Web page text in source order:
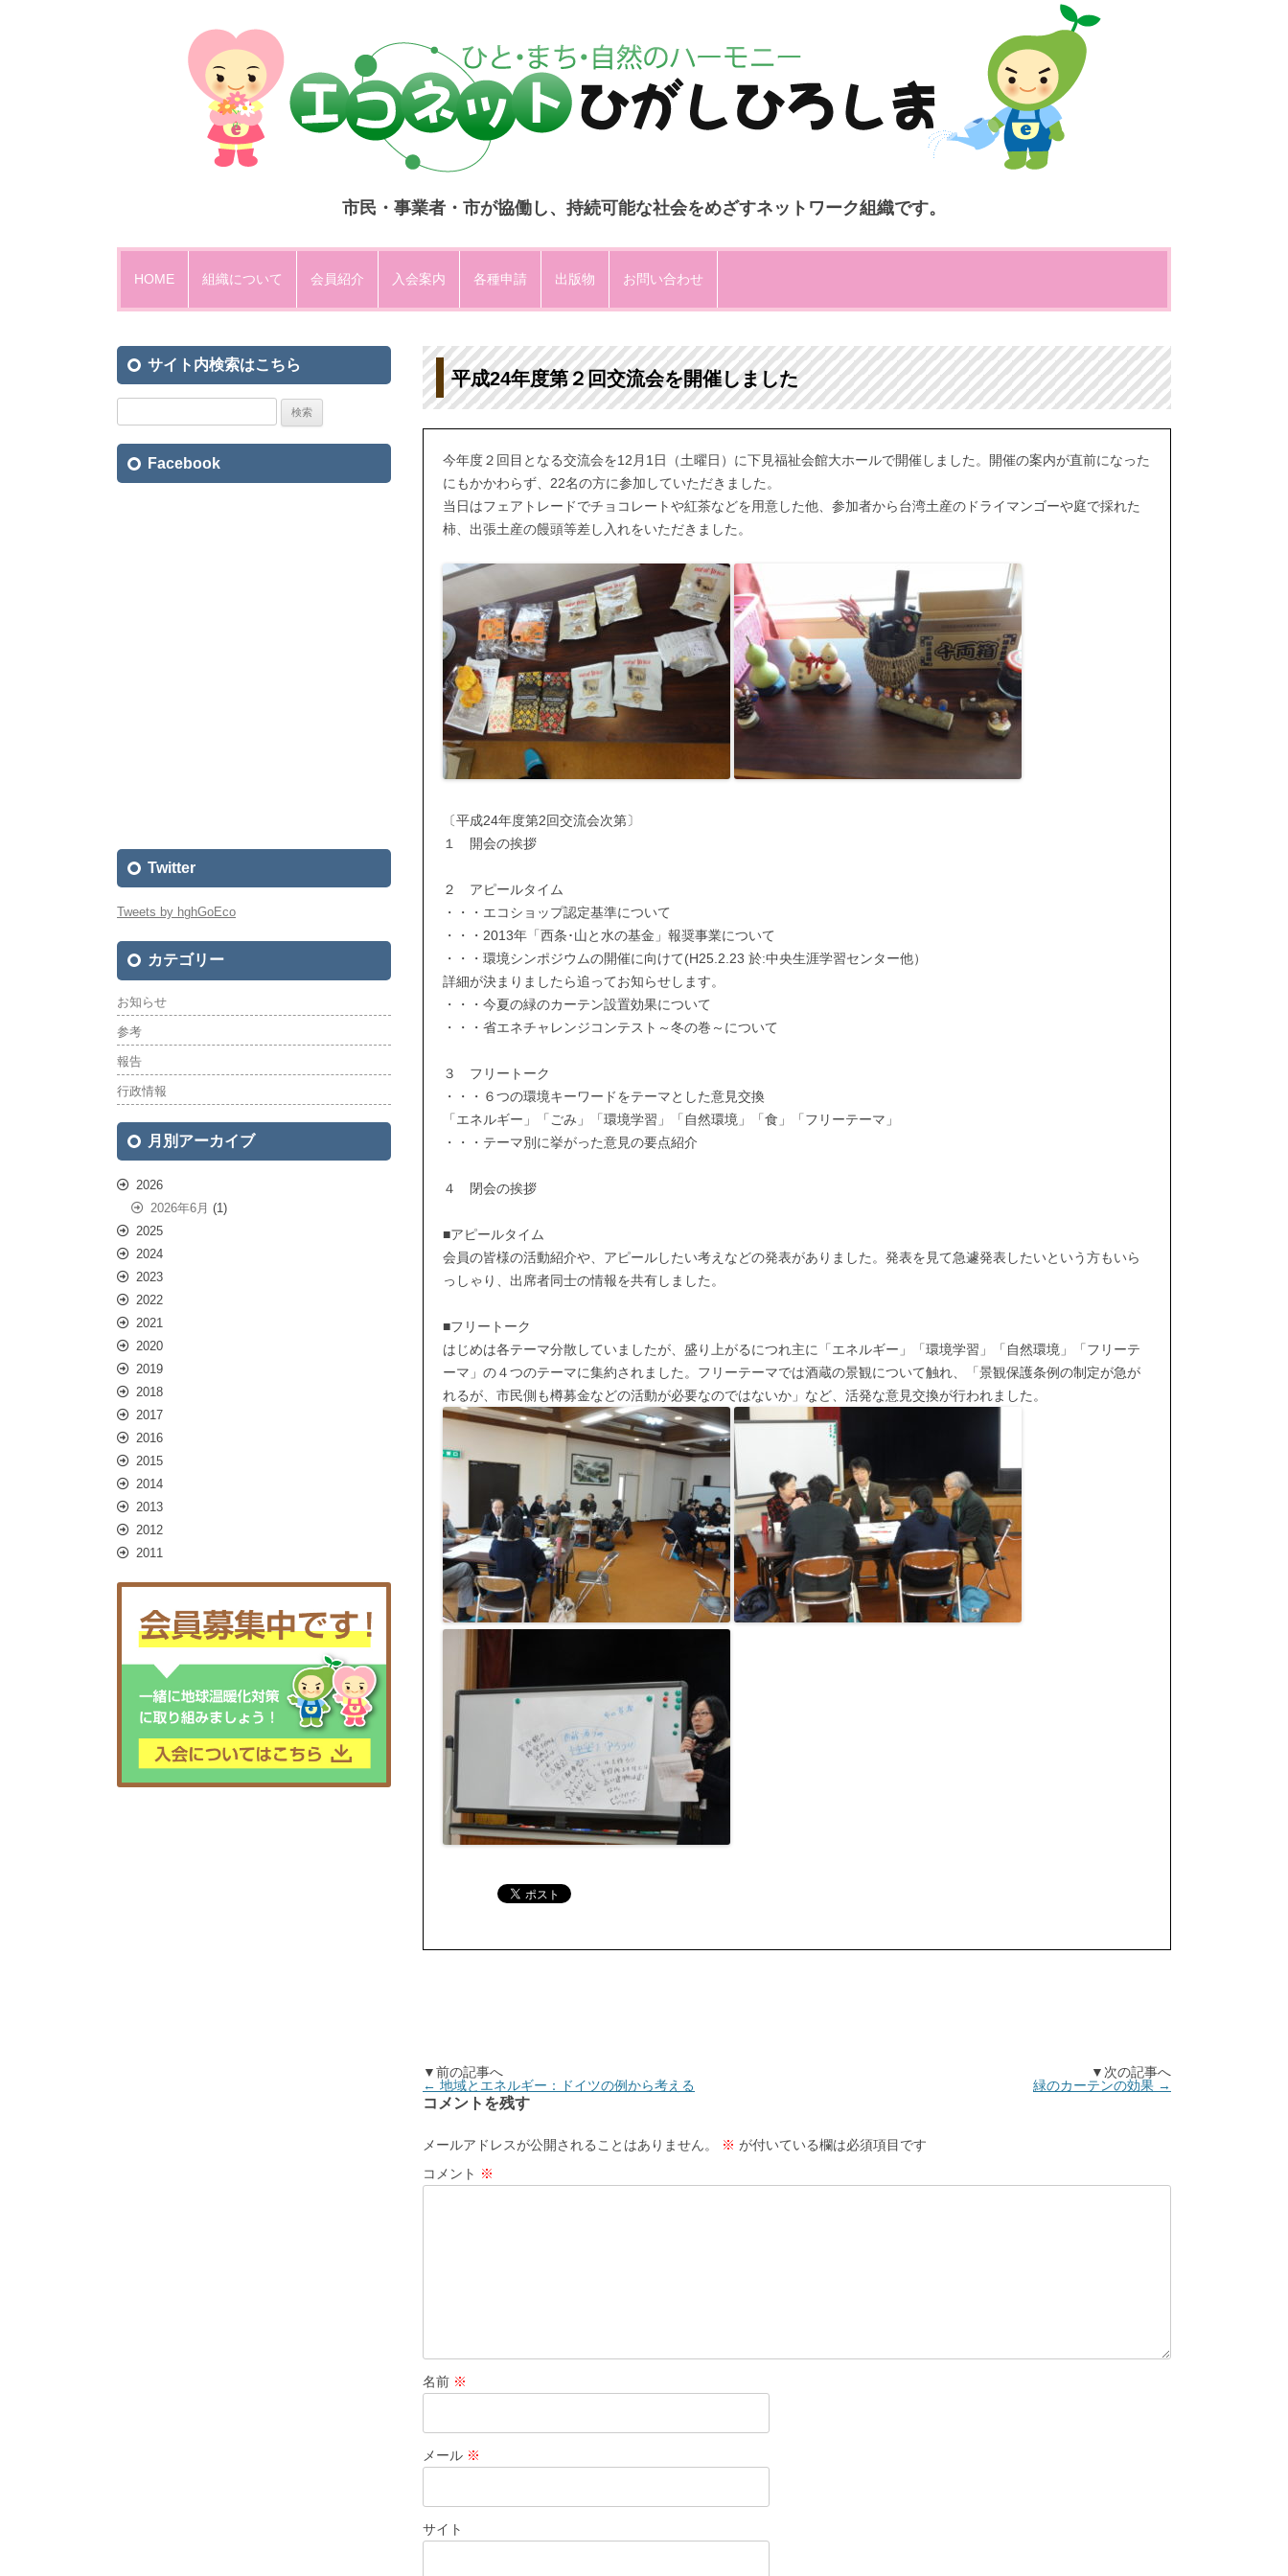
市民・事業者・市が協働し、持続可能な社会をめざすネットワーク組織です。
コ
テ
ツ
キ
ッ
プ
HOME 組織について
運営方法・組織図
エコネットひがしひろしま規約
会員紹介 入会案内 各種申請 出版物 お問い合わせ
平成24年度第２回交流会を開催しました
今年度２回目となる交流会を12月1日（土曜日）に下見福祉会館大ホールで開催しました。開催の案内が直前になった
にもかかわらず、22名の方に参加していただきました。
当日はフェアトレードでチョコレートや紅茶などを用意した他、参加者から台湾土産のドライマンゴーや庭で採れた
柿、出張土産の饅頭等差し入れをいただきました。
〔平成24年度第2回交流会次第〕
１ 開会の挨拶
２ アピールタイム
・・・エコショップ認定基準について
・・・2013年「西条･山と水の基金」報奨事業について
・・・環境シンポジウムの開催に向けて(H25.2.23 於:中央生涯学習センター他）
詳細が決まりましたら追ってお知らせします。
・・・今夏の緑のカーテン設置効果について
・・・省エネチャレンジコンテスト～冬の巻～について
３ フリートーク
・・・６つの環境キーワードをテーマとした意見交換
「エネルギー」「ごみ」「環境学習」「自然環境」「食」「フリーテーマ」
・・・テーマ別に挙がった意見の要点紹介
４ 閉会の挨拶
■アピールタイム
会員の皆様の活動紹介や、アピールしたい考えなどの発表がありました。発表を見て急遽発表したいという方もいら
っしゃり、出席者同士の情報を共有しました。
■フリートーク
はじめは各テーマ分散していましたが、盛り上がるにつれ主に「エネルギー」「環境学習」「自然環境」「フリーテ
ーマ」の４つのテーマに集約されました。フリーテーマでは酒蔵の景観について触れ、「景観保護条例の制定が急が
れるが、市民側も樽募金などの活動が必要なのではないか」など、活発な意見交換が行われました。
▼前の記事へ
← 地域とエネルギー：ドイツの例から考える
▼次の記事へ
緑のカーテンの効果 →
コメントを残す
メールアドレスが公開されることはありません。 ※ が付いている欄は必須項目です
コメント ※
名前 ※
メール ※
サイト
サイト内検索はこちら
Facebook
Twitter
Tweets by hghGoEco
カテゴリー
お知らせ
参考
報告
行政情報
月別アーカイブ
2026
2026年6月 (1)
2025
2024
2023
2022
2021
2020
2019
2018
2017
2016
2015
2014
2013
2012
2011